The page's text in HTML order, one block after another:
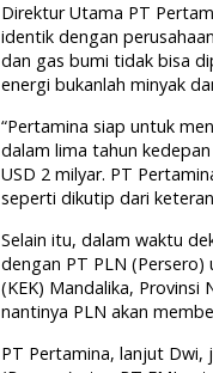
Direktur Utama PT
identik dengan
dan gas bumi tidak bisa
energi bukanlah minyak
“Pertamina siap untuk
dalam lima tahun
USD 2 milyar. PT
seperti dikutip dari
Selain itu, dalam waktu
dengan PT PLN (Persero)
(KEK) Mandalika,
nantinya PLN akan
PT Pertamina, lanjut Dwi,